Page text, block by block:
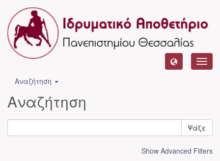
Αναζήτηση
Αναζήτηση
Ψάξε
Show Advanced Filters